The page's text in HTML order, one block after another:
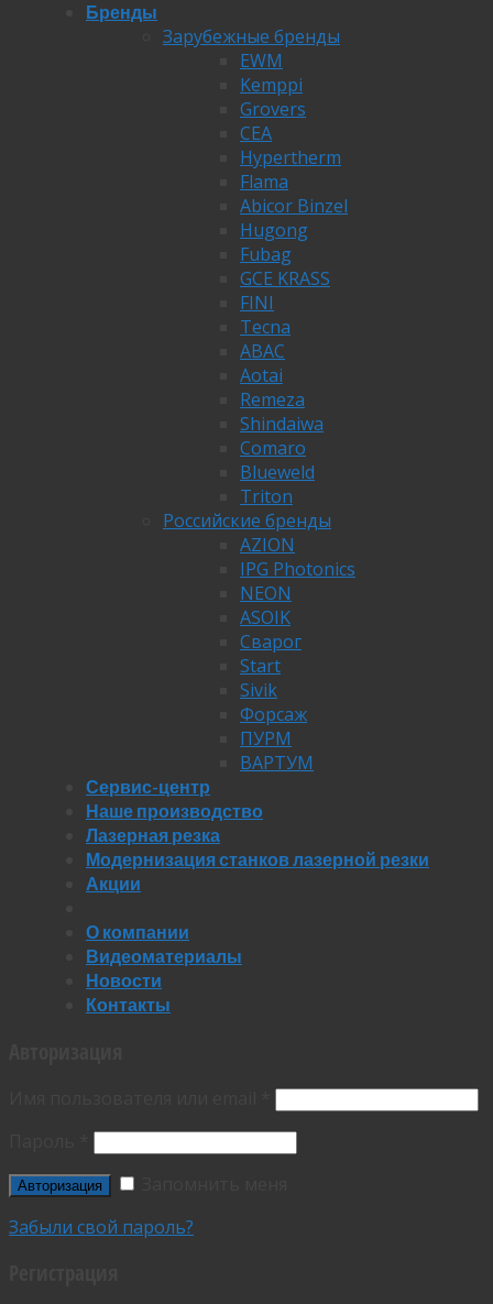
Бренды
Зарубежные бренды
EWM
Kemppi
Grovers
CEA
Hypertherm
Flama
Abicor Binzel
Hugong
Fubag
GCE KRASS
FINI
Tecna
ABAC
Aotai
Remeza
Shindaiwa
Comaro
Blueweld
Triton
Российские бренды
AZION
IPG Photonics
NEON
ASOIK
Сварог
Start
Sivik
Форсаж
ПУРМ
ВАРТУМ
Сервис-центр
Наше производство
Лазерная резка
Модернизация станков лазерной резки
Акции
О компании
Видеоматериалы
Новости
Контакты
Забыли свой пароль?